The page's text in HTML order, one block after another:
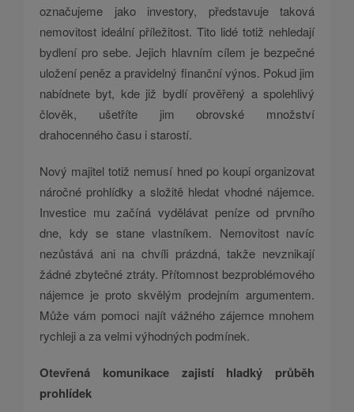
označujeme jako investory, představuje taková
nemovitost ideální příležitost. Tito lidé totiž nehledají
bydlení pro sebe. Jejich hlavním cílem je bezpečné
uložení peněz a pravidelný finanční výnos. Pokud jim
nabídnete byt, kde již bydlí prověřený a spolehlivý
člověk, ušetříte jim obrovské množství
drahocenného času i starostí.
Nový majitel totiž nemusí hned po koupi organizovat
náročné prohlídky a složitě hledat vhodné nájemce.
Investice mu začíná vydělávat peníze od prvního
dne, kdy se stane vlastníkem. Nemovitost navíc
nezůstává ani na chvíli prázdná, takže nevznikají
žádné zbytečné ztráty. Přítomnost bezproblémového
nájemce je proto skvělým prodejním argumentem.
Může vám pomoci najít vážného zájemce mnohem
rychleji a za velmi výhodných podmínek.
Otevřená komunikace zajistí hladký průběh
prohlídek